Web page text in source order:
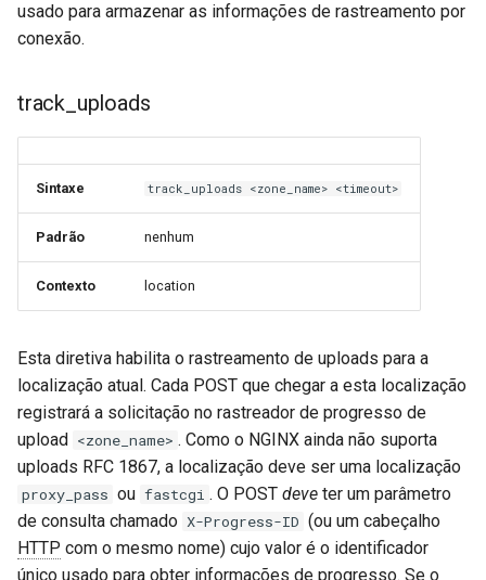
lrucache
macaroons
mail
maxminddb
memcached
multiplexer
murmurhash2
mysql
nettle
newrelic
usado para armazenar as informações de rastreamento por
conexão.
track_uploads
Sintaxe track_uploads <zone_name> <timeout>
Padrão nenhum
Contexto location
Esta diretiva habilita o rastreamento de uploads para a
localização atual. Cada POST que chegar a esta localização
registrará a solicitação no rastreador de progresso de
upload <zone_name> . Como o NGINX ainda não suporta
uploads RFC 1867, a localização deve ser uma localização
proxy_pass ou fastcgi . O POST deve ter um parâmetro
de consulta chamado X-Progress-ID (ou um cabeçalho
HTTP com o mesmo nome) cujo valor é o identificador
único usado para obter informações de progresso. Se o